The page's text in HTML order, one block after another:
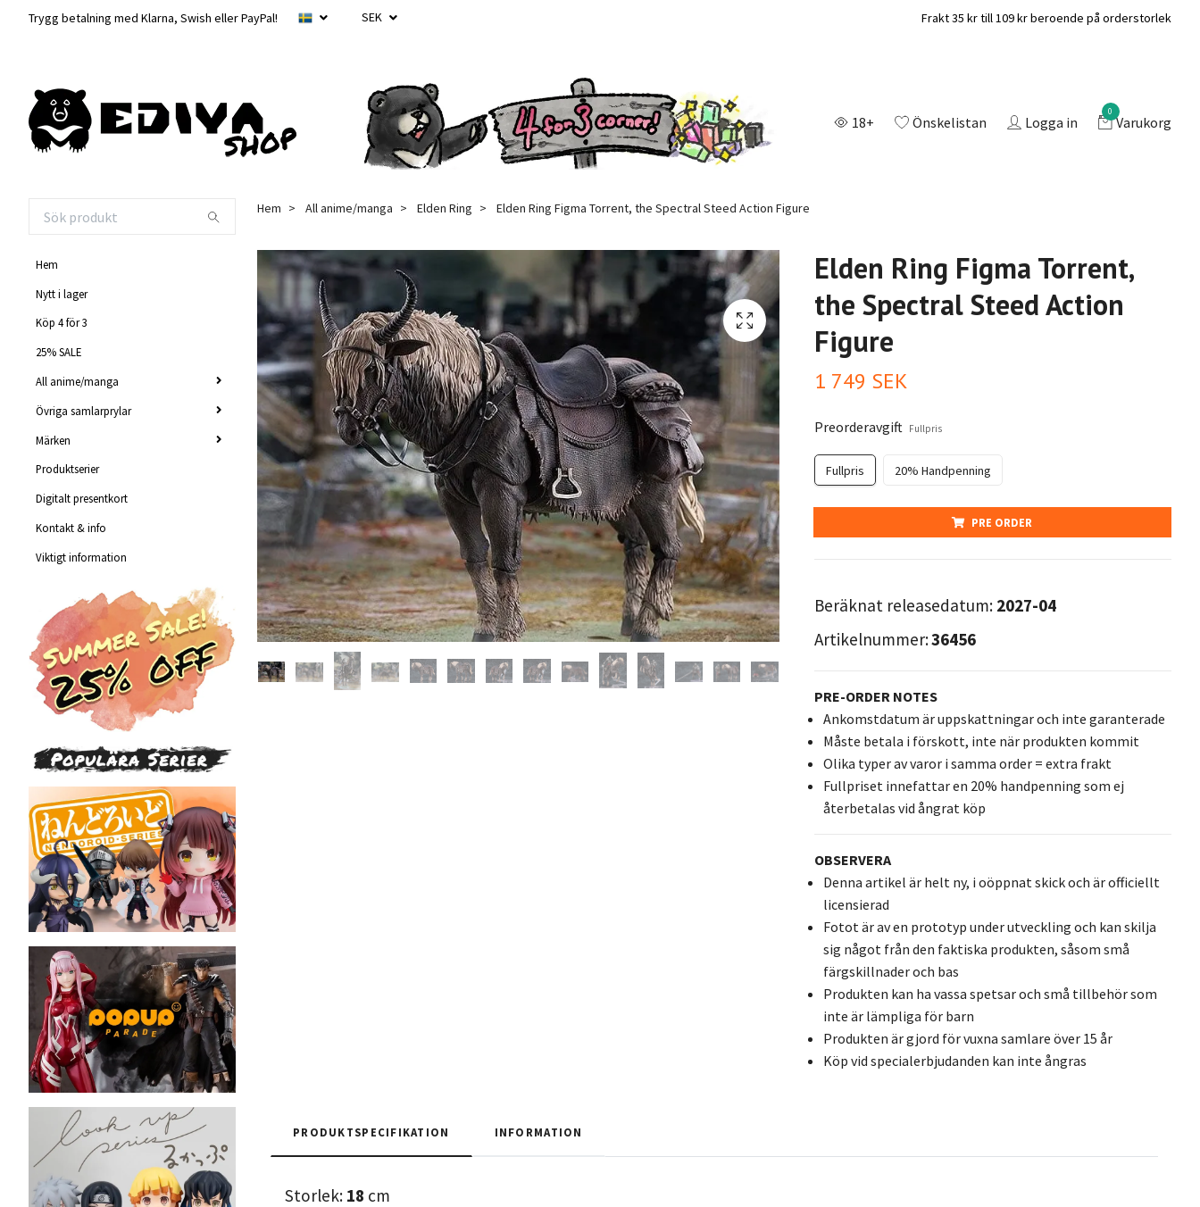
Trygg betalning med Klarna, Swish eller PayPal! SEK Frakt 35 kr till 109 kr beroende på orderstorlek
18+ Önskelistan Logga in
0
Varukorg
Hem
Nytt i lager
Köp 4 för 3
25% SALE
All anime/manga
Övriga samlarprylar
Märken
Produktserier
Digitalt presentkort
Kontakt & info
Viktigt information
Hem All anime/manga Elden Ring Elden Ring Figma Torrent, the Spectral Steed Action Figure
Elden Ring Figma Torrent,
the Spectral Steed Action
Figure
1 749 SEK
Preorderavgift Fullpris
Fullpris 20% Handpenning
PRE ORDER
Beräknat releasedatum: 2027-04
Artikelnummer:36456
PRE-ORDER NOTES
Ankomstdatum är uppskattningar och inte garanterade
Måste betala i förskott, inte när produkten kommit
Olika typer av varor i samma order = extra frakt
Fullpriset innefattar en 20% handpenning som ej
återbetalas vid ångrat köp
OBSERVERA
Denna artikel är helt ny, i oöppnat skick och är officiellt
licensierad
Fotot är av en prototyp under utveckling och kan skilja
sig något från den faktiska produkten, såsom små
färgskillnader och bas
Produkten kan ha vassa spetsar och små tillbehör som
inte är lämpliga för barn
Produkten är gjord för vuxna samlare över 15 år
Köp vid specialerbjudanden kan inte ångras
PRODUKTSPECIFIKATION INFORMATION
Storlek: 18 cm